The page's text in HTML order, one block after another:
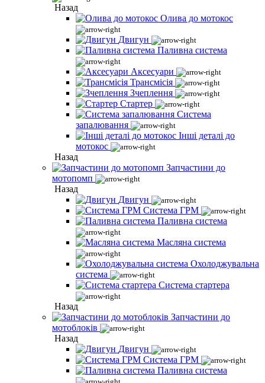
Назад
Олива до мотокос
Двигун
Паливна система
Аксесуари
Трансмісія
Зчеплення
Стартер
Система
запалювання
Інші деталі до
мотокос
Назад
Запчастини до
мотопомп
Назад
Двигун
Система ГРМ
Паливна система
Масляна система
Охолоджувальна
система
Система стартера
Назад
Запчастини до
мотоблоків
Назад
Двигун
Система ГРМ
Паливна система